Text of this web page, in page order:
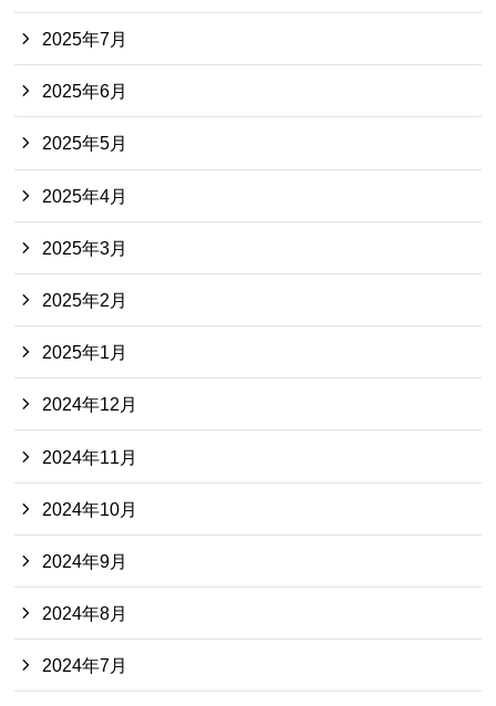
2025年7月
2025年6月
2025年5月
2025年4月
2025年3月
2025年2月
2025年1月
2024年12月
2024年11月
2024年10月
2024年9月
2024年8月
2024年7月